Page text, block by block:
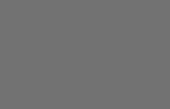
soirées fraîches